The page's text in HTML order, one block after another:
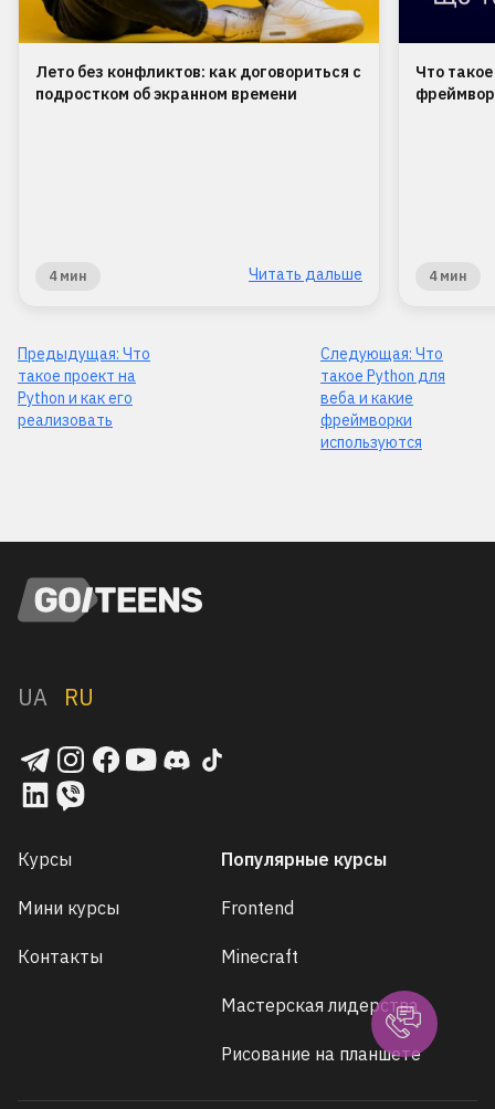
Лето без конфликтов: как договориться с
подростком об экранном времени
4 мин Читать дальше
Что
4 мин
Предыдущая: Что
такое проект на
Python и как его
реализовать
Следующая: Что
такое Python для
веба и какие
фреймворки
используются
UA RU
Курсы
Мини курсы
Контакты
Популярные курсы
Frontend
Minecraft
Мастерская лидерства
Рисование на планшете